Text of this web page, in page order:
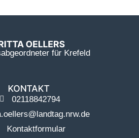
OELLERS
für Krefeld
KONTAKT
02118842794
Kontaktformular